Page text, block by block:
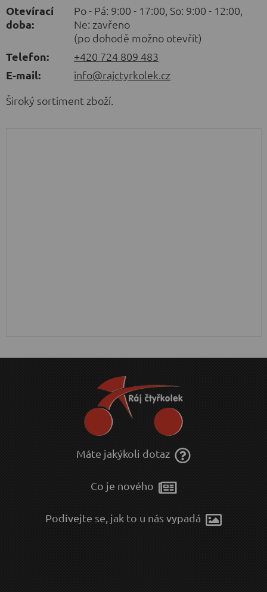
Otevírací
doba:
Po - Pá: 9:00 - 17:00, So: 9:00 - 12:00,
Ne: zavřeno
(po dohodě možno otevřít)
Telefon:
+420 724 809 483
E-mail:
info@rajctyrkolek.cz
Široký sortiment zboží.
Máte jakýkoli dotaz
Co je nového
Podívejte se, jak to u nás vypadá